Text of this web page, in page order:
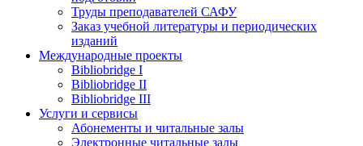
Труды преподавателей САФУ
Заказ учебной литературы и периодических
изданий
Международные проекты
Bibliobridge I
Bibliobridge II
Bibliobridge III
Услуги и сервисы
Абонементы и читальные залы
Электронные читальные залы